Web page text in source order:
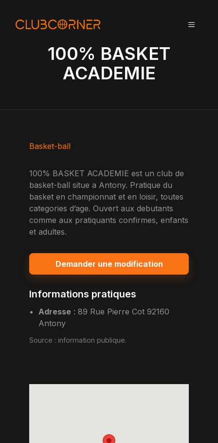
MENU
100% BASKET
ACADEMIE
Basket-ball
100% BASKET ACADEMIE est un club de
basket-ball situe a Antony. Pratique du
basket en championnat et en loisir, toutes
categories d’age. Ouvert aux debutants
comme aux pratiquants confirmes, enfants
et adultes.
Demander une modification
Informations pratiques
Adresse :89 Rue Pierre Cot 92160
Antony
Source : information publique.